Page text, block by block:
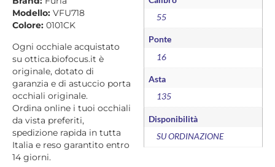
Modello: VFU718
Colore: 0101CK
Ogni occhiale acquistato
su ottica.biofocus.it è
originale, dotato di
garanzia e di astuccio porta
occhiali originale.
Ordina online i tuoi occhiali
da vista preferiti,
spedizione rapida in tutta
Italia e reso garantito entro
14 giorni.
55
Ponte
16
Asta
135
Disponibilità
SU ORDINAZIONE